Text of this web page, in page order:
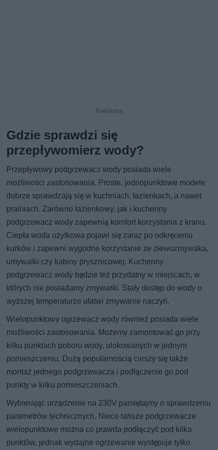
Gdzie sprawdzi się
przepływomierz wody?
Przepływowy podgrzewacz wody posiada wiele
możliwości zastosowania. Proste, jednopunktowe modele
dobrze sprawdzają się w kuchniach, łazienkach, a nawet
pralniach. Zarówno łazienkowy, jak i kuchenny
podgrzewacz wody zapewnią komfort korzystania z kranu.
Ciepła woda użytkowa pojawi się zaraz po odkręceniu
kurków i zapewni wygodne korzystanie ze zlewozmywaka,
umywalki czy kabiny prysznicowej. Kuchenny
podgrzewacz wody będzie też przydatny w miejscach, w
których nie posiadamy zmywarki. Stały dostęp do wody o
wyższej temperaturze ułatwi zmywanie naczyń.
Wielopunktowy ogrzewacz wody również posiada wiele
możliwości zastosowania. Możemy zamontować go przy
kilku punktach poboru wody, ulokowanych w jednym
pomieszczeniu. Dużą popularnością cieszy się także
montaż jednego podgrzewacza i podłączenie go pod
punkty w kilku pomieszczeniach.
Wybierając urządzenie na 230V pamiętajmy o sprawdzeniu
parametrów technicznych. Nieco tańsze podgrzewacze
wielopunktowe można co prawda podłączyć pod kilka
punktów, jednak wydajne ogrzewanie występuje tylko